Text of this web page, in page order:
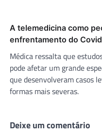
A telemedicina como
enfrentamento do
Médica ressalta que
pode afetar um grande
que desenvolveram casos
formas mais severas.
Deixe um comentário